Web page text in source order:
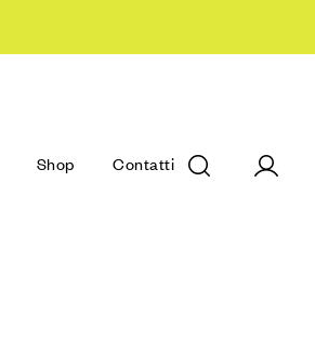
Shop Contatti